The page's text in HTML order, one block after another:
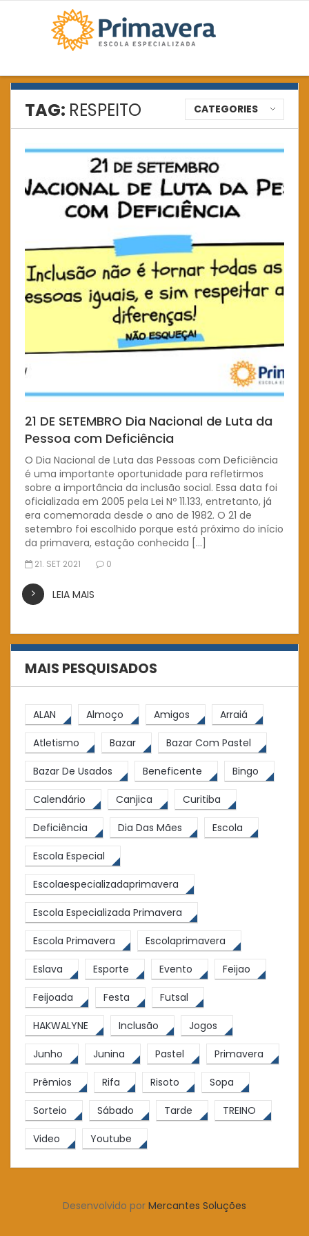
TAG: RESPEITO CATEGORIES
21 DE SETEMBRO Dia Nacional de Luta da
Pessoa com Deficiência
O Dia Nacional de Luta das Pessoas com Deficiência
é uma importante oportunidade para refletirmos
sobre a importância da inclusão social. Essa data foi
oficializada em 2005 pela Lei Nº 11.133, entretanto, já
era comemorada desde o ano de 1982. O 21 de
setembro foi escolhido porque está próximo do início
da primavera, estação conhecida […]
21. SET 2021 0
LEIA MAIS
MAIS PESQUISADOS
ALAN Almoço Amigos Arraiá
Atletismo Bazar Bazar Com Pastel
Bazar De Usados Beneficente Bingo
Calendário Canjica Curitiba
Deficiência Dia Das Mães Escola
Escola Especial
Escolaespecializadaprimavera
Escola Especializada Primavera
Escola Primavera Escolaprimavera
Eslava Esporte Evento Feijao
Feijoada Festa Futsal
HAKWALYNE Inclusão Jogos
Junho Junina Pastel Primavera
Prêmios Rifa Risoto Sopa
Sorteio Sábado Tarde TREINO
Video Youtube
Desenvolvido por Mercantes Soluções